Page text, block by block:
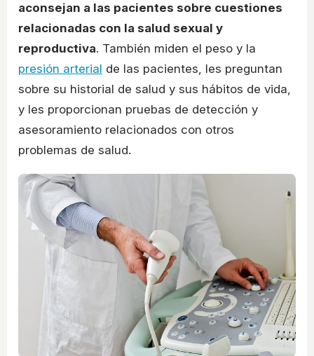
aconsejan a las pacientes sobre cuestiones
relacionadas con la salud sexual y
reproductiva. También miden el peso y la
presión arterial de las pacientes, les preguntan
sobre su historial de salud y sus hábitos de vida,
y les proporcionan pruebas de detección y
asesoramiento relacionados con otros
problemas de salud.